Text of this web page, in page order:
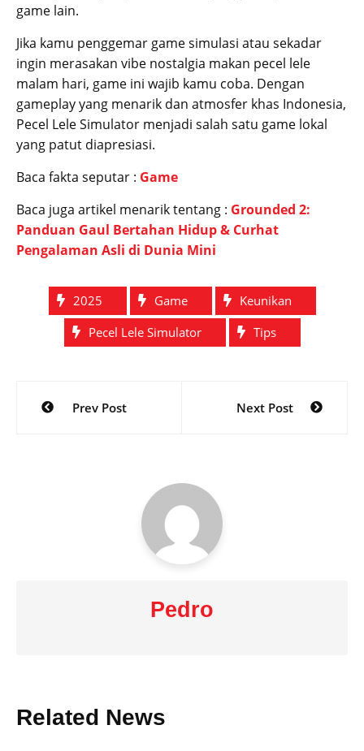
game lain.
Jika kamu penggemar game simulasi atau sekadar
ingin merasakan vibe nostalgia makan pecel lele
malam hari, game ini wajib kamu coba. Dengan
gameplay yang menarik dan atmosfer khas Indonesia,
Pecel Lele Simulator menjadi salah satu game lokal
yang patut diapresiasi.
Baca fakta seputar : Game
Baca juga artikel menarik tentang : Grounded 2:
Panduan Gaul Bertahan Hidup & Curhat
Pengalaman Asli di Dunia Mini
2025 Game
Keunikan
Pecel Lele Simulator
Tips
navigation
Prev Post Next Post
Pedro
Related News